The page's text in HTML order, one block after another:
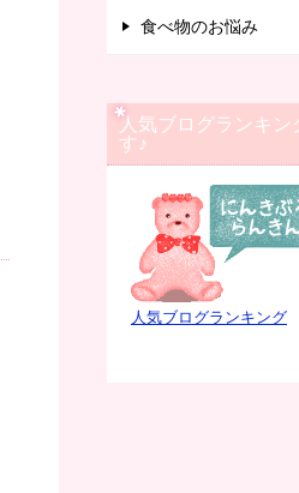
食べ物のお悩み
人気ブログランキン
す♪
人気ブログランキング